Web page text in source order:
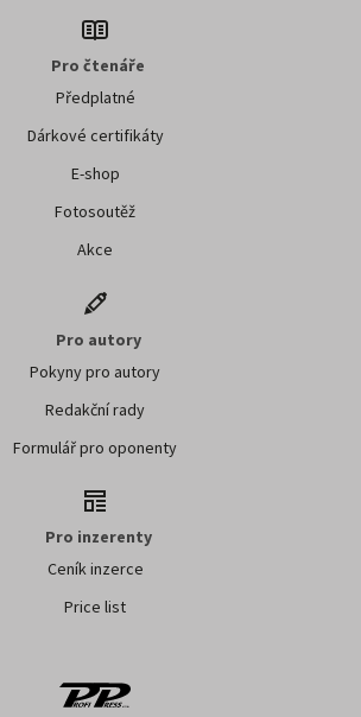
Pro čtenáře
Předplatné
Dárkové certifikáty
E-shop
Fotosoutěž
Akce
Pro autory
Pokyny pro autory
Redakční rady
Formulář pro oponenty
Pro inzerenty
Ceník inzerce
Price list